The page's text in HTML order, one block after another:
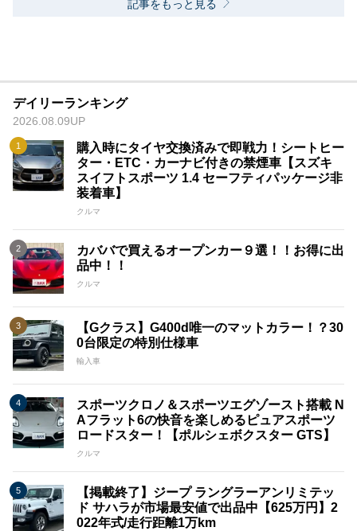
記事をもっと見る
デイリーランキング
2026.08.09UP
購入時にタイヤ交換済みで即戦力！シートヒー
ター・ETC・カーナビ付きの禁煙車【スズキ
スイフトスポーツ 1.4 セーフティパッケージ非
装着車】
クルマ
カババで買えるオープンカー９選！！お得に出
品中！！
クルマ
【Gクラス】G400d唯一のマットカラー！？30
0台限定の特別仕様車
輸入車
スポーツクロノ＆スポーツエグゾースト搭載 N
Aフラット6の快音を楽しめるピュアスポーツ
ロードスター！【ポルシェボクスター GTS】
クルマ
【掲載終了】ジープ ラングラーアンリミテッ
ド サハラが市場最安値で出品中【625万円】2
022年式/走行距離1万km